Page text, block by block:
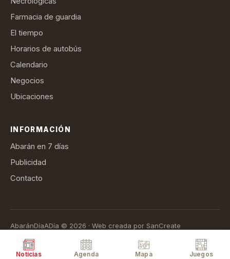
Farmacia de guardia
El tiempo
Horarios de autobús
Calendario
Negocios
Ubicaciones
INFORMACIÓN
Abarán en 7 días
Publicidad
Contacto
AbaránDíaADía © 2026 · Web creada por SanCreate
Términos de suscripción
Noticias Agenda Mapa Juegos